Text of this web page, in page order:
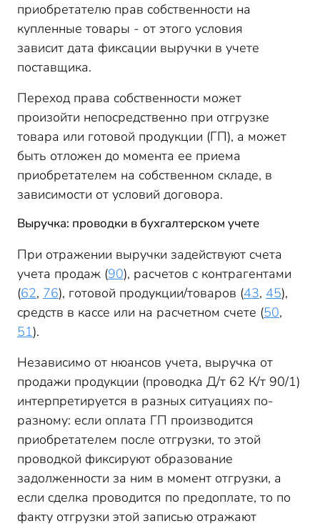
приобретателю прав собственности на
купленные товары - от этого условия
зависит дата фиксации выручки в учете
поставщика.
Переход права собственности может
произойти непосредственно при отгрузке
товара или готовой продукции (ГП), а может
быть отложен до момента ее приема
приобретателем на собственном складе, в
зависимости от условий договора.
Выручка: проводки в бухгалтерском учете
При отражении выручки задействуют счета
учета продаж (90), расчетов с контрагентами
(62, 76), готовой продукции/товаров (43, 45),
средств в кассе или на расчетном счете (50,
51).
Независимо от нюансов учета, выручка от
продажи продукции (проводка Д/т 62 К/т 90/1)
интерпретируется в разных ситуациях по-
разному: если оплата ГП производится
приобретателем после отгрузки, то этой
проводкой фиксируют образование
задолженности за ним в момент отгрузки, а
если сделка проводится по предоплате, то по
факту отгрузки этой записью отражают